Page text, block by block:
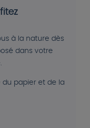
à la nature dès
dans votre
du papier et de la